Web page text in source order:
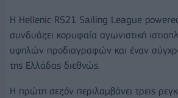
Η Hellenic RS21 Sailing League
συνδυάζει κορυφαία αγωνιστική
υψηλών προδιαγραφών και έναν
της Ελλάδας διεθνώς.
Η πρώτη σεζόν περιλαμβάνει τρεις